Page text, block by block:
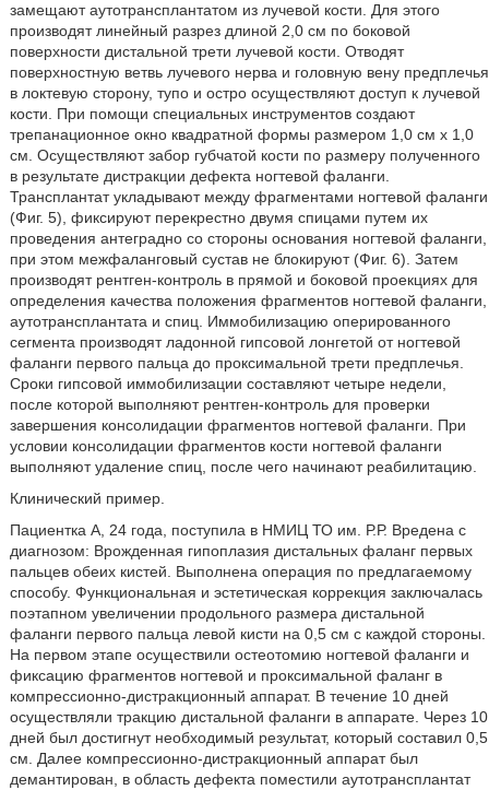
замещают аутотрансплантатом из лучевой кости. Для этого
производят линейный разрез длиной 2,0 см по боковой
поверхности дистальной трети лучевой кости. Отводят
поверхностную ветвь лучевого нерва и головную вену предплечья
в локтевую сторону, тупо и остро осуществляют доступ к лучевой
кости. При помощи специальных инструментов создают
трепанационное окно квадратной формы размером 1,0 см х 1,0
см. Осуществляют забор губчатой кости по размеру полученного
в результате дистракции дефекта ногтевой фаланги.
Трансплантат укладывают между фрагментами ногтевой фаланги
(Фиг. 5), фиксируют перекрестно двумя спицами путем их
проведения антеградно со стороны основания ногтевой фаланги,
при этом межфаланговый сустав не блокируют (Фиг. 6). Затем
производят рентген-контроль в прямой и боковой проекциях для
определения качества положения фрагментов ногтевой фаланги,
аутотрансплантата и спиц. Иммобилизацию оперированного
сегмента производят ладонной гипсовой лонгетой от ногтевой
фаланги первого пальца до проксимальной трети предплечья.
Сроки гипсовой иммобилизации составляют четыре недели,
после которой выполняют рентген-контроль для проверки
завершения консолидации фрагментов ногтевой фаланги. При
условии консолидации фрагментов кости ногтевой фаланги
выполняют удаление спиц, после чего начинают реабилитацию.
Клинический пример.
Пациентка А, 24 года, поступила в НМИЦ ТО им. Р.Р. Вредена с
диагнозом: Врожденная гипоплазия дистальных фаланг первых
пальцев обеих кистей. Выполнена операция по предлагаемому
способу. Функциональная и эстетическая коррекция заключалась
поэтапном увеличении продольного размера дистальной
фаланги первого пальца левой кисти на 0,5 см с каждой стороны.
На первом этапе осуществили остеотомию ногтевой фаланги и
фиксацию фрагментов ногтевой и проксимальной фаланг в
компрессионно-дистракционный аппарат. В течение 10 дней
осуществляли тракцию дистальной фаланги в аппарате. Через 10
дней был достигнут необходимый результат, который составил 0,5
см. Далее компрессионно-дистракционный аппарат был
демантирован, в область дефекта поместили аутотрансплантат